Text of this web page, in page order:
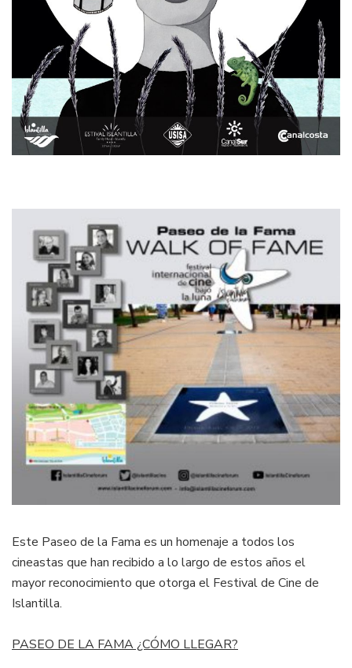
Este Paseo de la Fama es un homenaje a todos los
cineastas que han recibido a lo largo de estos años el
mayor reconocimiento que otorga el Festival de Cine de
Islantilla.
PASEO DE LA FAMA ¿CÓMO LLEGAR?